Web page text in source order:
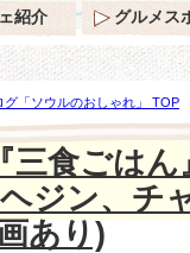
「ソウルのおしゃれ」 TOP
】釣りに成功！(動画あり)
三食ごは
ジン、チ
あり)
紹介 グルメス